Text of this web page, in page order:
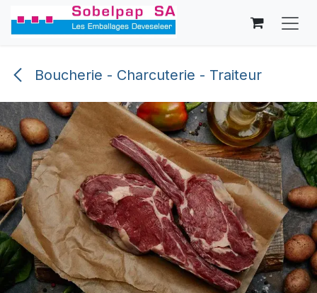
Se rendre au contenu
Boucherie - Charcuterie - Traiteur